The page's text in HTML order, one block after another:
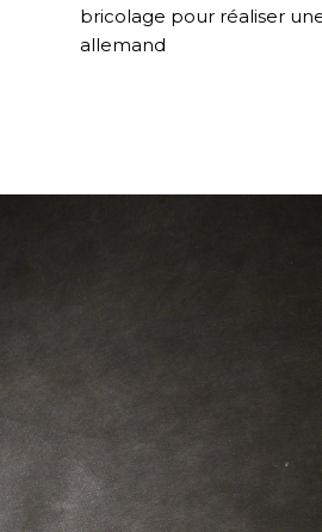
bricolage pour réaliser
allemand